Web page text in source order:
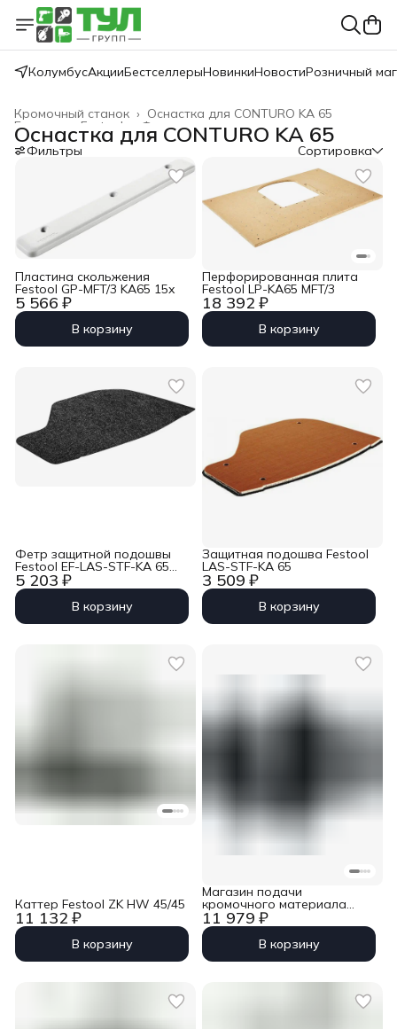
КолумбусАкцииБестселлерыНовинкиНовостиРозничный
Оснастка для CONTURO KA 65
Кромочный станок ›
Фрезерование ›
Festool
Главная
Оснастка для CONTURO KA 65
Фильтры Сортировка
5 566 ₽
Пластина скольжения
Festool GP-MFT/3 KA65 15x
В корзину
18 392 ₽
Перфорированная плита
Festool LP-KA65 MFT/3
В корзину
5 203 ₽
Фетр защитной подошвы
Festool EF-LAS-STF-KA 65
10x
В корзину
3 509 ₽
Защитная подошва Festool
LAS-STF-KA 65
В корзину
11 132 ₽
Каттер Festool ZK HW 45/45
В корзину
11 979 ₽
Магазин подачи
кромочного материала
Festool KSP-KA 65
В корзину